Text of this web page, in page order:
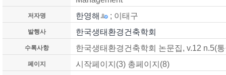
저자명 한영해 ; 이태구
발행사 한국생태환경건축학회
수록사항 한국생태환경건축학회 논문집, v.12 n.5(
페이지 시작페이지(3) 총페이지(8)